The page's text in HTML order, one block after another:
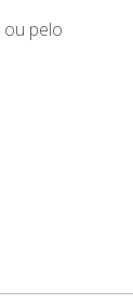
ou pelo